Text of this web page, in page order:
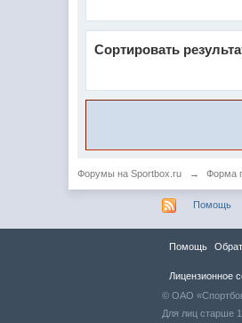
Сортировать
Форумы на Sportbox.ru → Форма
Помощь
Помощь
Лицензионное
© ОАО
Для лиц старше